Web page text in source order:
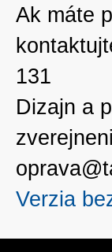
Ak máte
131
Dizajn a
Verzia